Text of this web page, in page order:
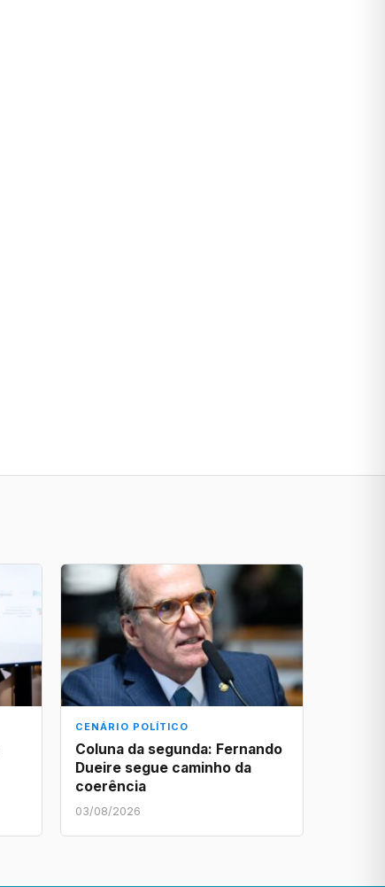
CENÁRIO POLÍTICO
Coluna da segunda: Fernando
Dueire segue caminho da
coerência
03/08/2026